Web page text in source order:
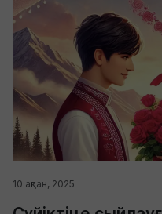
10 ақпан, 2025